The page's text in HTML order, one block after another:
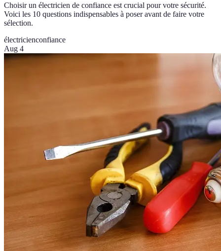
Choisir un électricien de confiance est crucial pour votre sécurité.
Voici les 10 questions indispensables à poser avant de faire votre
sélection.
électricienconfiance
Aug 4